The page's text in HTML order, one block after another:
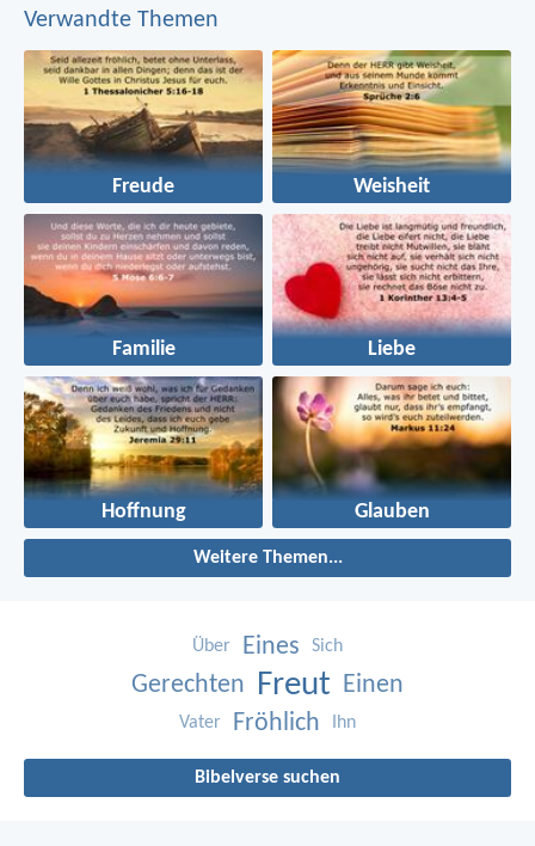
Verwandte Themen
Freude Weisheit
Familie Liebe
Hoffnung Glauben
Weitere Themen...
Über Eines Sich
Gerechten Freut Einen
Vater Fröhlich Ihn
Bibelverse suchen